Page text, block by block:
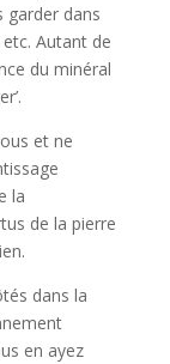
garder dans
Autant de
du minéral
et ne
la
de la pierre
dans la
en ayez